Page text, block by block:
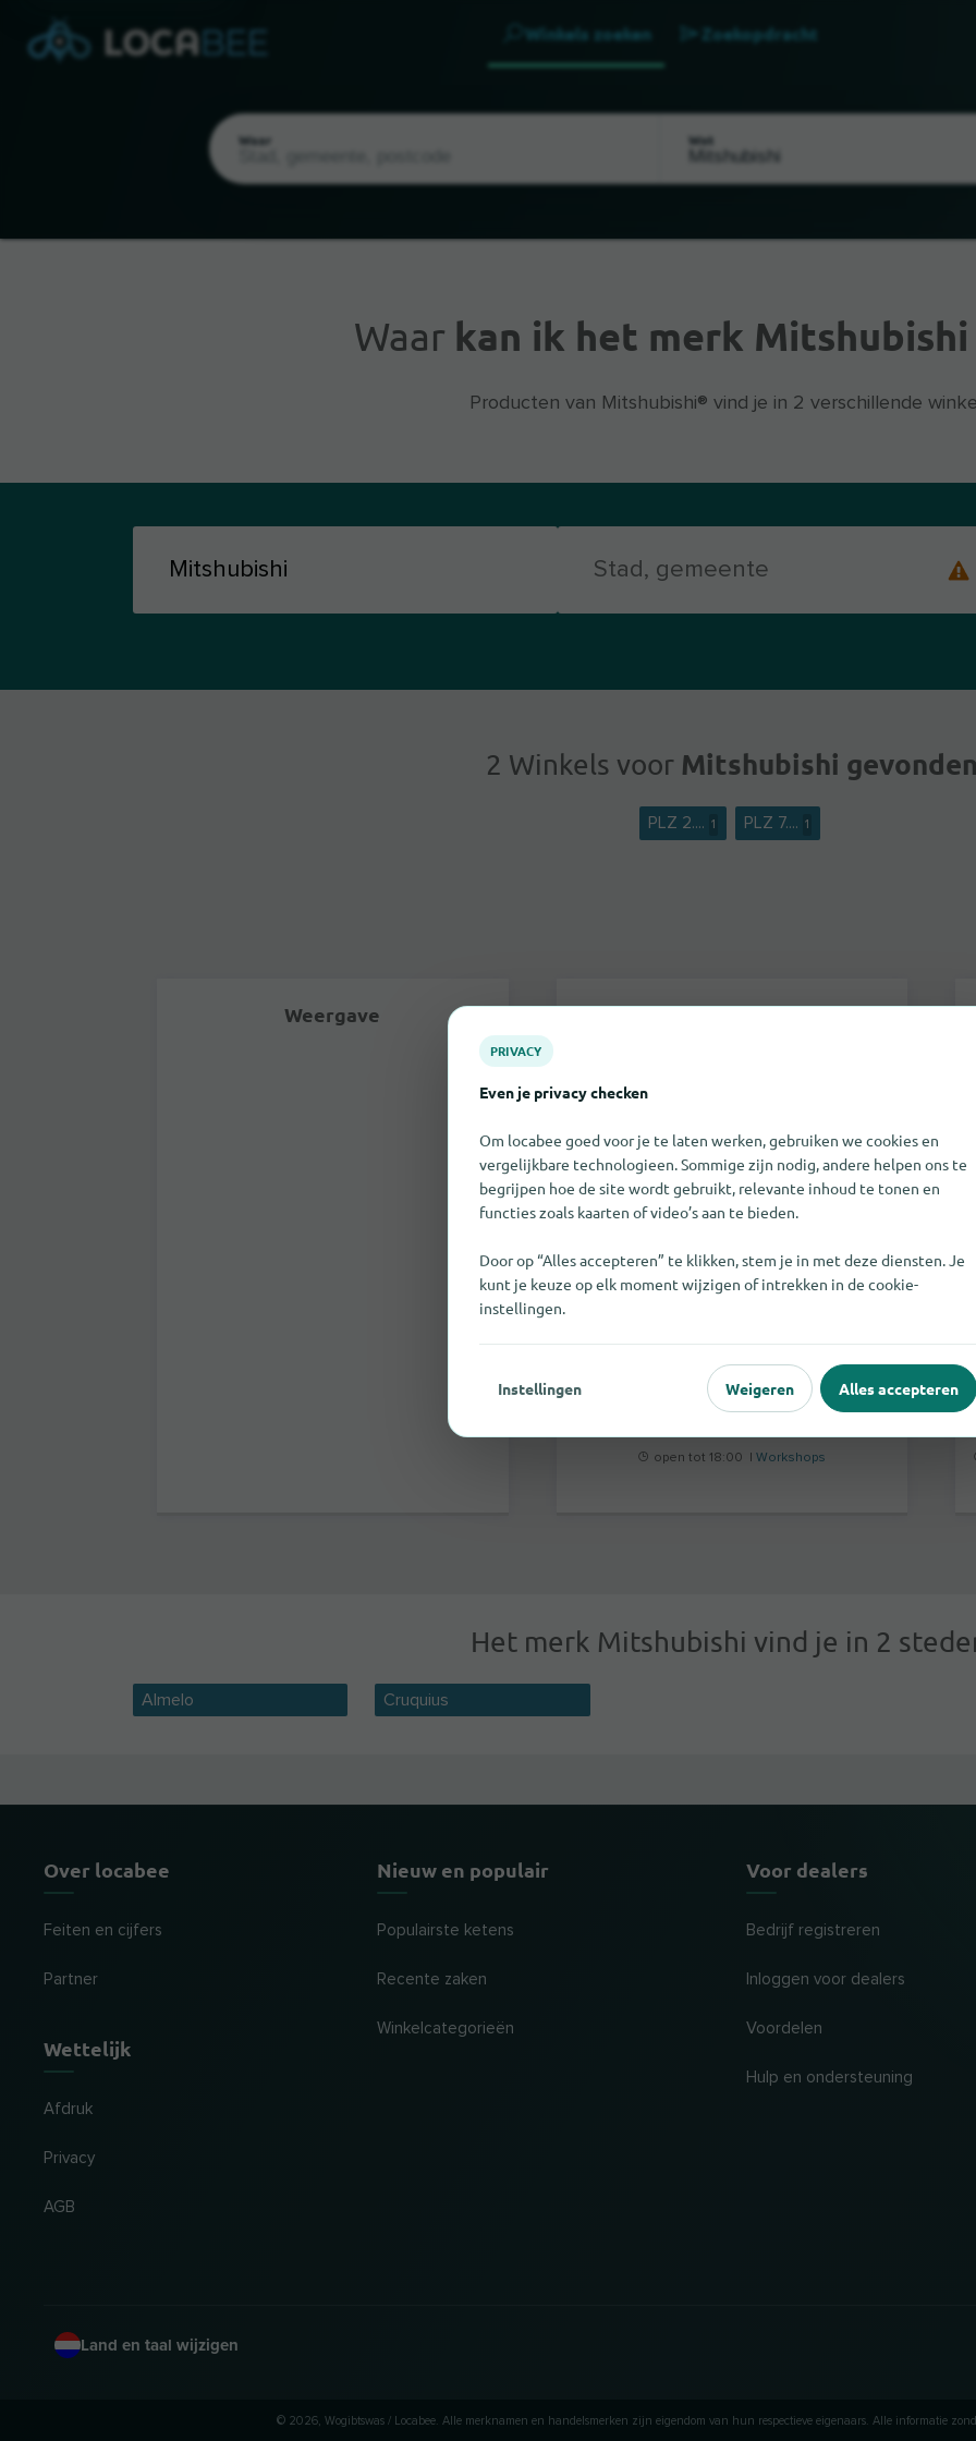
Winkels zoeken Zoekopdracht
Waar Wat
Waar kan ik het merk Mitshubishi
Producten van Mitshubishi® vind je in 2 verschillende
2 Winkels voor Mitshubishi
PLZ 2.... 1 PLZ 7.... 1
Weergave ML-Tectyl Station Luyben
2142 ES Cruquius
meer
open tot 18:00 |Workshops
Het merk Mitshubishi vind je in 2
Almelo Cruquius
Over locabee
Feiten en cijfers
Partner
Wettelijk
Afdruk
Privacy
AGB
Nieuw en populair
Populairste ketens
Recente zaken
Winkelcategorieën
Voor dealers
Bedrijf registreren
Inloggen voor dealers
Voordelen
Hulp en ondersteuning
Land en taal wijzigen
© 2026, Wogibtswas / Locabee. Alle merknamen en handelsmerken zijn eigendom van hun respectieve eigenaars. Alle informatie
PRIVACY
Even je privacy checken
Om locabee goed voor je te laten werken, gebruiken we cookies en
vergelijkbare technologieen. Sommige zijn nodig, andere helpen ons te
begrijpen hoe de site wordt gebruikt, relevante inhoud te tonen en
functies zoals kaarten of video’s aan te bieden.
Door op “Alles accepteren” te klikken, stem je in met deze diensten. Je
kunt je keuze op elk moment wijzigen of intrekken in de cookie-
instellingen.
Instellingen Weigeren Alles accepteren